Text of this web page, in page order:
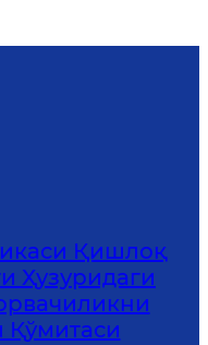
Қишлоқ
Ҳузуридаги